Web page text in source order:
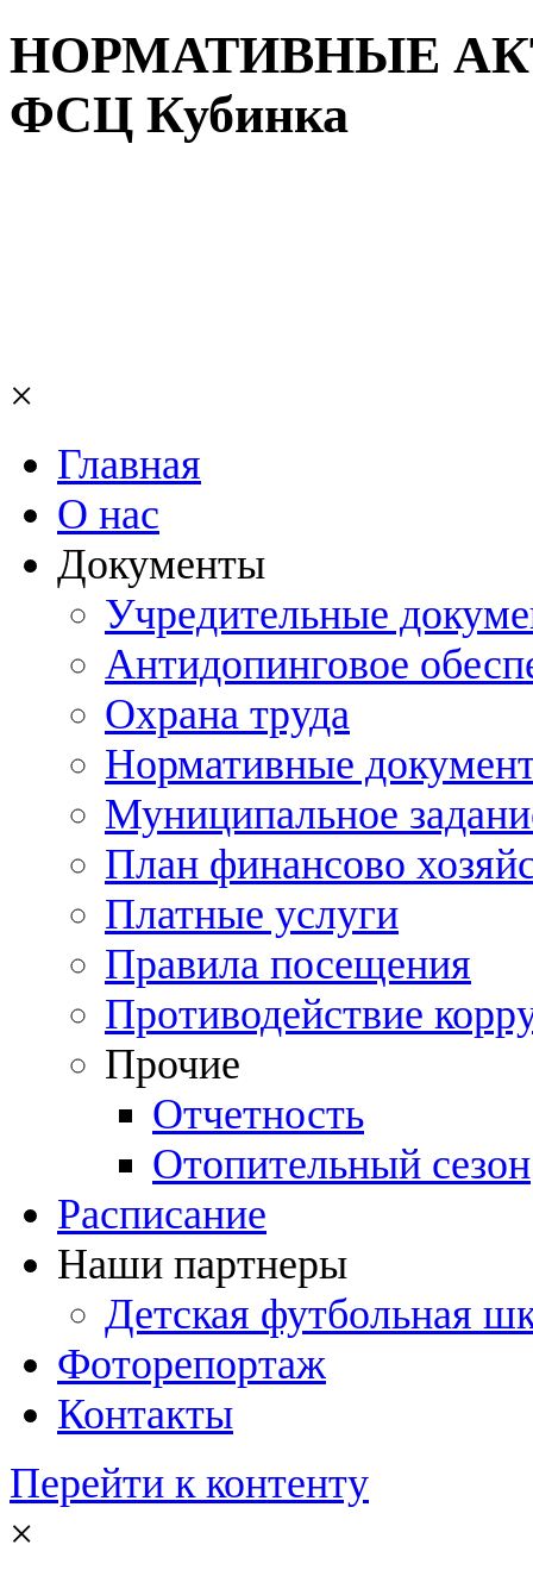
НОРМАТИВНЫЕ
ФСЦ Кубинка
×
Главная
О нас
Документы
Учредительные
Антидопинговое
Охрана труда
Нормативные
Муниципальное
План финансово
Платные услуги
Правила посещения
Противодействие
Прочие
Отчетность
Отопительный сезон
Расписание
Наши партнеры
Детская футбольная
Фоторепортаж
Контакты
Перейти к контенту
×